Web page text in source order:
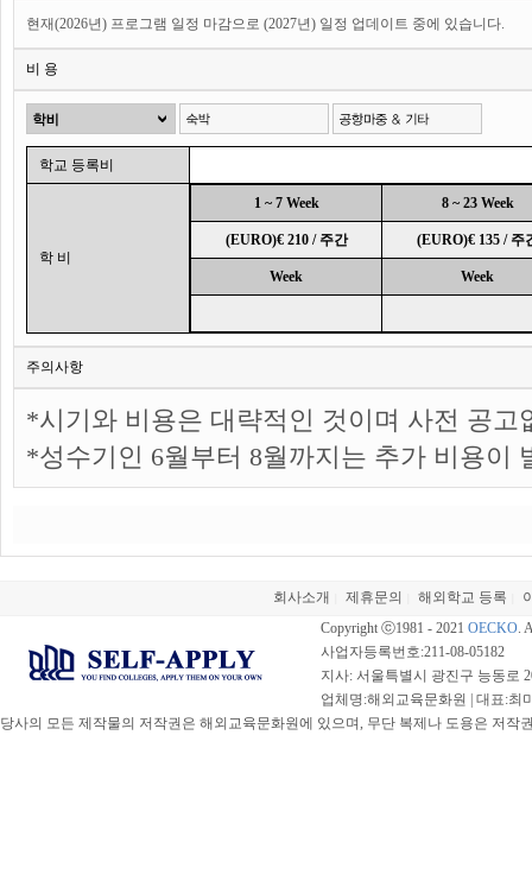
현재(2026년) 프로그램 일정 마감으로 (2027년) 일정 업데이트 중에 있습니다.
비 용
학교 등록비
학 비
1 ~ 7 Week 8 ~ 23 Week
(EURO)€ 210 / 주간 (EURO)€ 135 / 주
Week Week
주의사항
*시기와 비용은 대략적인 것이며 사전 공고
*성수기인 6월부터 8월까지는 추가 비용이
회사소개 제휴문의 해외학교 등록
Copyright ⓒ1981 - 2021 OECKO.
사업자등록번호:211-08-05182
지사: 서울특별시 광진구 능동로
업체명:해외교육문화원 | 대표:최
당사의 모든 제작물의 저작권은 해외교육문화원에 있으며, 무단 복제나 도용은 저